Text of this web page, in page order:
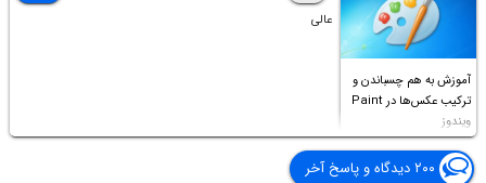
آموزش به هم چسباندن و
ترکیب عکس‌ها در Paint
ویندوز
عالی
۲۰۰ دیدگاه و پاسخ آخر